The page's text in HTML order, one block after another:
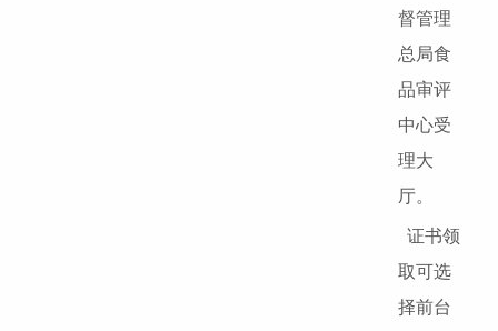
督管理
总局食
品审评
中心受
理大
厅。
证书领
取可选
择前台